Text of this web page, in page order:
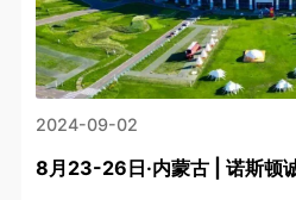
2024-09-02